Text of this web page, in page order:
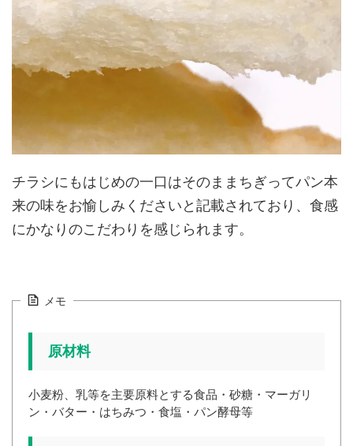
チラシにもはじめの一口はそのままちぎってパン本
来の味をお愉しみくださいと記載されており、食感
にかなりのこだわりを感じられます。
メモ
原材料
小麦粉、乳等を主要原料とする食品・砂糖・マーガリ
ン・バター・はちみつ・食塩・パン酵母等